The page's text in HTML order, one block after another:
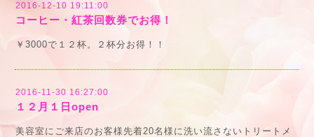
2016-12-10 19:11:00
コーヒー・紅茶回数券でお得！
￥3000で１２杯。２杯分お得！！
2016-11-30 16:27:00
１２月１日open
美容室にご来店のお客様先着20名様に洗い流さないトリートメ